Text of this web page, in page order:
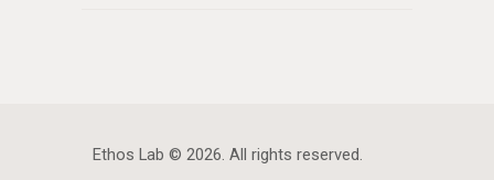
Ethos Lab © 2026. All rights reserved.